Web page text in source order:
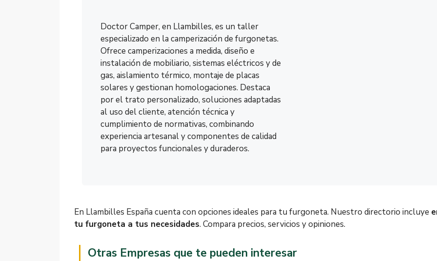
Doctor Camper, en Llambilles, es un taller
especializado en la camperización de furgonetas.
Ofrece camperizaciones a medida, diseño e
instalación de mobiliario, sistemas eléctricos y de
gas, aislamiento térmico, montaje de placas
solares y gestionan homologaciones. Destaca
por el trato personalizado, soluciones adaptadas
al uso del cliente, atención técnica y
cumplimiento de normativas, combinando
experiencia artesanal y componentes de calidad
para proyectos funcionales y duraderos.
En Llambilles España cuenta con opciones ideales para tu furgoneta. Nuestro directorio incluye
tu furgoneta a tus necesidades. Compara precios, servicios y opiniones.
Otras Empresas que te pueden interesar